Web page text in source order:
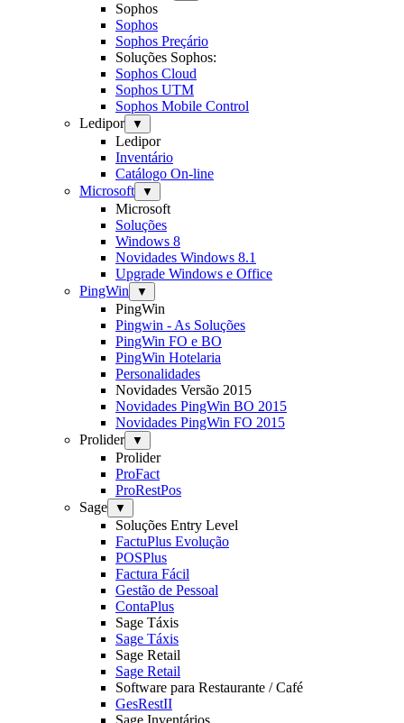
Sophos
Sophos
Sophos Preçário
Soluções Sophos:
Sophos Cloud
Sophos UTM
Sophos Mobile Control
Ledipor
▼
Ledipor
Inventário
Catálogo On-line
Microsoft
▼
Microsoft
Soluções
Windows 8
Novidades Windows 8.1
Upgrade Windows e Office
PingWin
▼
PingWin
Pingwin - As Soluções
PingWin FO e BO
PingWin Hotelaria
Personalidades
Novidades Versão 2015
Novidades PingWin BO 2015
Novidades PingWin FO 2015
Prolider
▼
Prolider
ProFact
ProRestPos
Sage
▼
Soluções Entry Level
FactuPlus Evolução
POSPlus
Factura Fácil
Gestão de Pessoal
ContaPlus
Sage Táxis
Sage Táxis
Sage Retail
Sage Retail
Software para Restaurante / Café
GesRestII
Sage Inventários